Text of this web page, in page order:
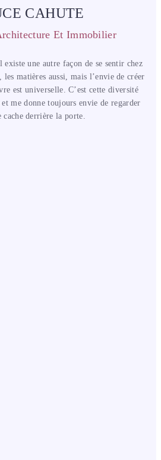
CAHUTE
Et Immobilier
une autre façon de se sentir chez
matières aussi, mais l’envie de créer
est universelle. C’est cette diversité
me donne toujours envie de regarder
cache derrière la porte.